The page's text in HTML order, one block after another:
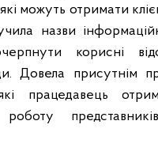
можуть отримати
назви
корисні
Довела присутнім
працедавець
представників